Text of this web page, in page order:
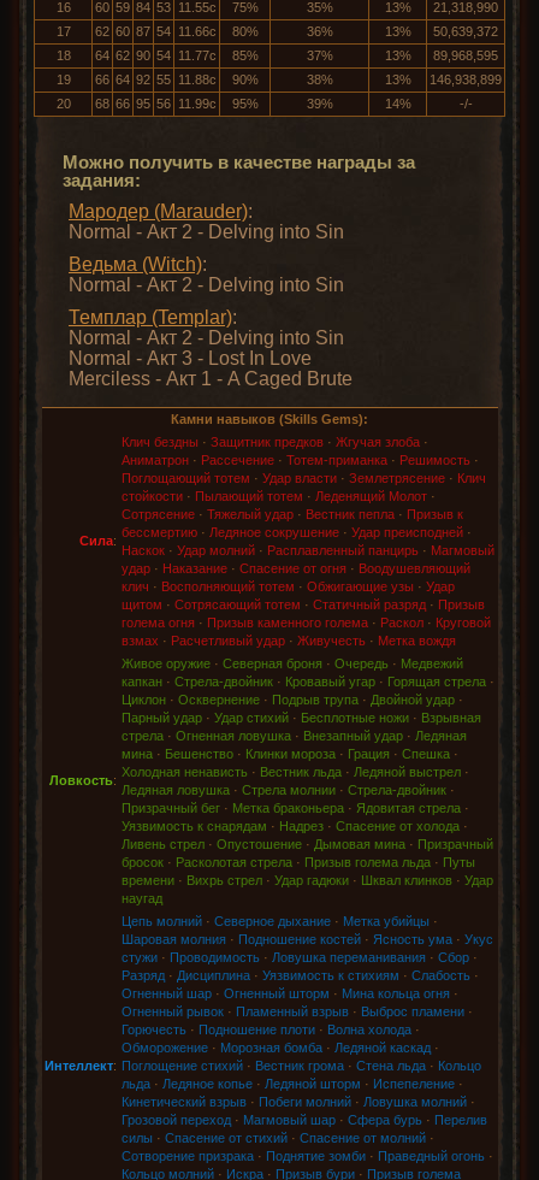
16 60 59 84 53 11.55с 75% 35% 13%
21,318,990
17
62 60 87 54 11.66с 80% 36% 13%
50,639,372
18
64 62 90 54 11.77с 85% 37% 13%
89,968,595
19
66 64 92 55 11.88с 90% 38% 13%
146,938,899
20
68 66 95 56 11.99с 95% 39% 14% -/-
Можно получить в качестве награды за
задания:
Мародер (Marauder):
Normal - Акт 2 - Delving into Sin
Ведьма (Witch):
Normal - Акт 2 - Delving into Sin
Темплар (Templar):
Normal - Акт 2 - Delving into Sin
Normal - Акт 3 - Lost In Love
Merciless - Акт 1 - A Caged Brute
Камни навыков (Skills Gems):
Сила:
Клич бездны · Защитник предков· Жгучая злоба·
Аниматрон· Рассечение· Тотем-приманка· Решимость·
Поглощающий тотем · Удар власти· Землетрясение· Клич
стойкости· Пылающий тотем · Леденящий Молот·
Сотрясение· Тяжелый удар· Вестник пепла· Призыв к
бессмертию· Ледяное сокрушение· Удар преисподней·
Наскок· Удар молний· Расплавленный панцирь· Магмовый
удар· Наказание· Спасение от огня· Воодушевляющий
клич · Восполняющий тотем · Обжигающие узы · Удар
щитом · Сотрясающий тотем · Статичный разряд· Призыв
голема огня· Призыв каменного голема· Раскол· Круговой
взмах · Расчетливый удар· Живучесть· Метка вождя
Ловкость:
Живое оружие· Северная броня · Очередь · Медвежий
капкан· Стрела-двойник· Кровавый угар· Горящая стрела·
Циклон· Осквернение· Подрыв трупа· Двойной удар·
Парный удар· Удар стихий· Бесплотные ножи· Взрывная
стрела· Огненная ловушка· Внезапный удар· Ледяная
мина· Бешенство· Клинки мороза· Грация · Спешка·
Холодная ненависть · Вестник льда· Ледяной выстрел·
Ледяная ловушка· Стрела молнии· Стрела-двойник·
Призрачный бег· Метка браконьера· Ядовитая стрела·
Уязвимость к снарядам · Надрез· Спасение от холода·
Ливень стрел· Опустошение· Дымовая мина· Призрачный
бросок· Расколотая стрела· Призыв голема льда· Путы
времени· Вихрь стрел· Удар гадюки· Шквал клинков· Удар
наугад
Интеллект:
Цепь молний· Северное дыхание· Метка убийцы ·
Шаровая молния· Подношение костей· Ясность ума· Укус
стужи· Проводимость· Ловушка переманивания· Сбор·
Разряд· Дисциплина· Уязвимость к стихиям · Слабость·
Огненный шар· Огненный шторм · Мина кольца огня·
Огненный рывок· Пламенный взрыв· Выброс пламени·
Горючесть· Подношение плоти· Волна холода·
Обморожение· Морозная бомба· Ледяной каскад·
Поглощение стихий· Вестник грома· Стена льда· Кольцо
льда· Ледяное копье· Ледяной шторм · Испепеление·
Кинетический взрыв· Побеги молний· Ловушка молний·
Грозовой переход· Магмовый шар· Сфера бурь· Перелив
силы · Спасение от стихий· Спасение от молний·
Сотворение призрака· Поднятие зомби· Праведный огонь·
Кольцо молний· Искра· Призыв бури· Призыв голема